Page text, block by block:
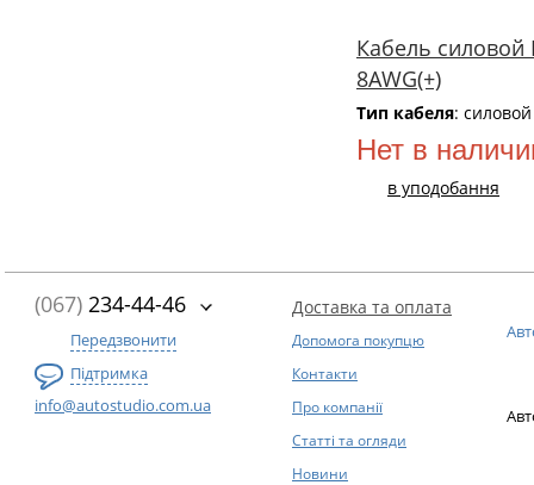
Кабель силовой
8AWG(+)
Тип кабеля: силовой
Нет в
в уподобання
(067) 234-44-46
Передзвонити
Підтримка
info@autostudio.com.ua
Доставка та оплата
Допомога покупцю
Контакти
Про компанії
Статті та огляди
Новини